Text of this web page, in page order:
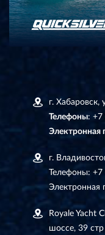
г. Хабаровск,
Телефоны: +7
Электронная
г.
Телефоны: +7
Электронная
Royale Yacht
шоссе, 39